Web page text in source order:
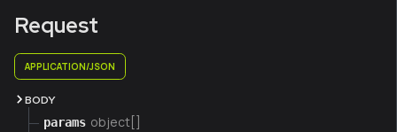
Request
APPLICATION/JSON
BODY
params object[]